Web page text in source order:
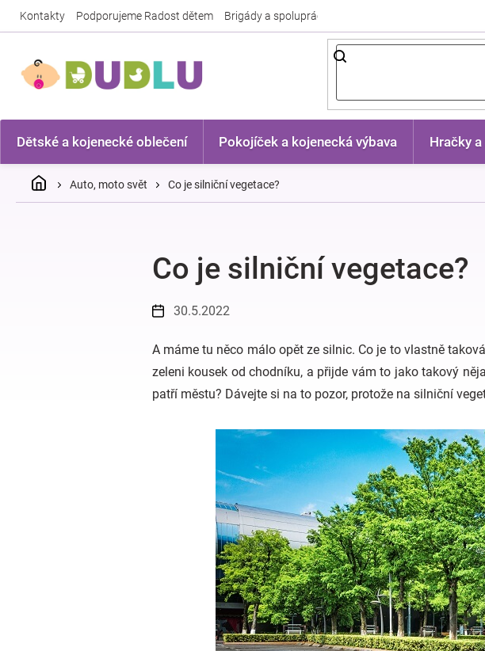
Kontakty Podporujeme Radost dětem Brigády a spolupráce
Dětské a kojenecké oblečení Pokojíček a kojenecká výbava Hračky
DomůAuto, moto svět Co je silniční vegetace?
Co je silniční vegetace?
30.5.2022
A máme tu něco málo opět ze silnic. Co je to vlastně
zeleni kousek od chodníku, a přijde vám to jako takový
patří městu? Dávejte si na to pozor, protože na silniční